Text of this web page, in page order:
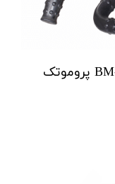
پخ زن پرتابل لوله و ورق مدل BM-21 پروموتک